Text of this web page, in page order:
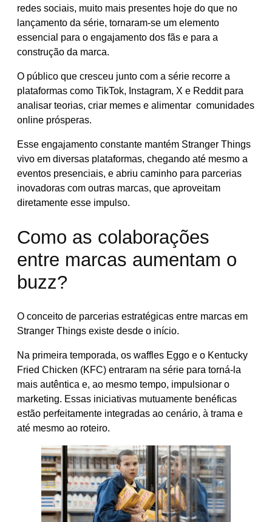
redes sociais, muito mais presentes hoje do que no
lançamento da série, tornaram-se um elemento
essencial para o engajamento dos fãs e para a
construção da marca.
O público que cresceu junto com a série recorre a
plataformas como TikTok, Instagram, X e Reddit para
analisar teorias, criar memes e alimentar comunidades
online prósperas.
Esse engajamento constante mantém Stranger Things
vivo em diversas plataformas, chegando até mesmo a
eventos presenciais, e abriu caminho para parcerias
inovadoras com outras marcas, que aproveitam
diretamente esse impulso.
Como as colaborações
entre marcas aumentam o
buzz?
O conceito de parcerias estratégicas entre marcas em
Stranger Things existe desde o início.
Na primeira temporada, os waffles Eggo e o Kentucky
Fried Chicken (KFC) entraram na série para torná-la
mais autêntica e, ao mesmo tempo, impulsionar o
marketing. Essas iniciativas mutuamente benéficas
estão perfeitamente integradas ao cenário, à trama e
até mesmo ao roteiro.